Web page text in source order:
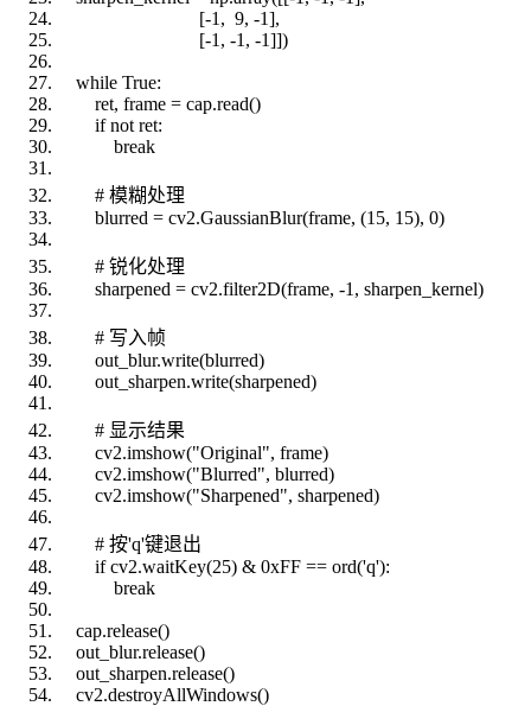
[-1, 9, -1],
[-1, -1, -1]])
while True:
ret, frame = cap.read()
if not ret:
break
# 模糊处理
blurred = cv2.GaussianBlur(frame, (15, 15), 0)
# 锐化处理
sharpened = cv2.filter2D(frame, -1, sharpen_kernel)
# 写入帧
out_blur.write(blurred)
out_sharpen.write(sharpened)
# 显示结果
cv2.imshow("Original", frame)
cv2.imshow("Blurred", blurred)
cv2.imshow("Sharpened", sharpened)
# 按'q'键退出
if cv2.waitKey(25) & 0xFF == ord('q'):
break
cap.release()
out_blur.release()
out_sharpen.release()
cv2.destroyAllWindows()